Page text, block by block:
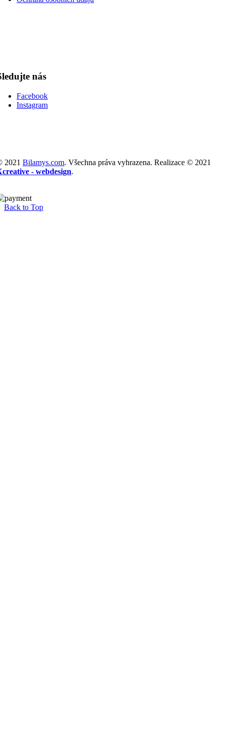
nás
Facebook
Instagram
2021 Bilamys.com. Všechna práva vyhrazena. Realizace © 2021
- webdesign.
Back to Top